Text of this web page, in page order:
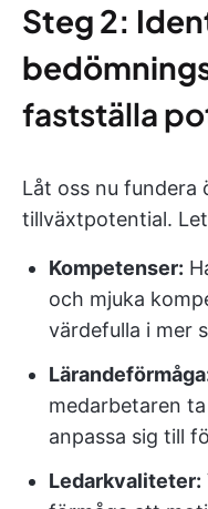
Steg 2:
fastställa
Låt oss nu fundera
tillväxtpotential.
Kompetenser:
och mjuka
värdefulla i mer
medarbetaren
anpassa sig till
Ledarkvaliteter: